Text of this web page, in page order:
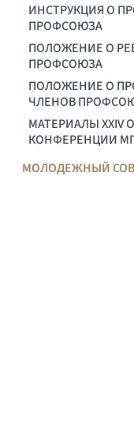
ИНСТРУКЦИЯ О
ПРОФСОЮЗА
ПОЛОЖЕНИЕ О
ПРОФСОЮЗА
ПОЛОЖЕНИЕ О
ЧЛЕНОВ
МАТЕРИАЛЫ
КОНФЕРЕНЦИИ
МОЛОДЕЖНЫЙ